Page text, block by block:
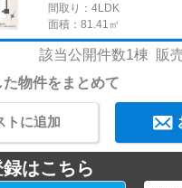
間取り：4LDK
面積：81.41㎡
該当公開件数1棟 販
物件をまとめて
トに追加
はこちら